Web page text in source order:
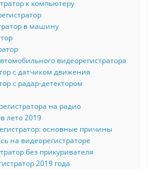
к компьютеру
в машину
видеорегистратора
с датчиком движения
с радар-детектором
на радио
лето 2019
основные причины
на видеорегистраторе
без прикуривателя
2019 года